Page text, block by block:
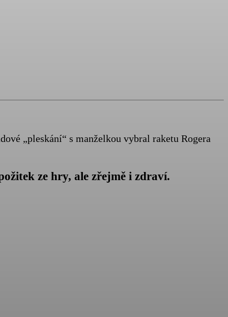
„pleskání“ s manželkou vybral raketu Rogera
ze hry, ale zřejmě i zdraví.